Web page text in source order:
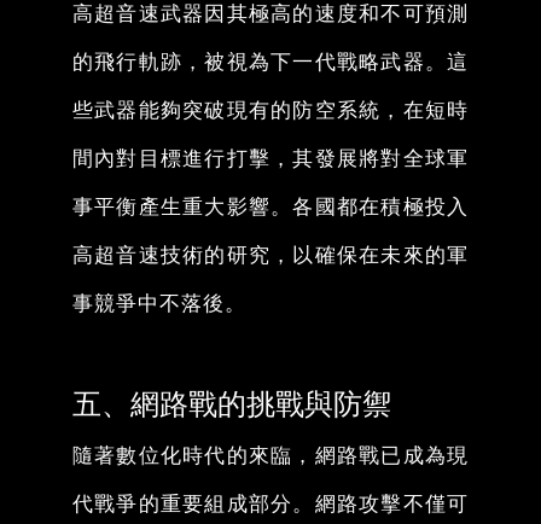
高超音速武器因其極高的速度和不可預測
的飛行軌跡，被視為下一代戰略武器。這
些武器能夠突破現有的防空系統，在短時
間內對目標進行打擊，其發展將對全球軍
事平衡產生重大影響。各國都在積極投入
高超音速技術的研究，以確保在未來的軍
事競爭中不落後。
五、網路戰的挑戰與防禦
隨著數位化時代的來臨，網路戰已成為現
代戰爭的重要組成部分。網路攻擊不僅可